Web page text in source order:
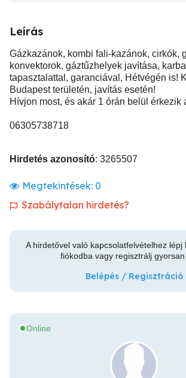
Leírás
Gázkazánok, kombi fali-kazánok, cirkók,
konvektorok, gáztűzhelyek javítása,
tapasztalattal, garanciával, Hétvégén is!
Budapest területén, javítás esetén!
Hívjon most, és akár 1 órán belül érkezik
06305738718
Hirdetés azonosító: 3265507
Megtekintések: 0
Szabálytalan hirdetés?
A hirdetővel való kapcsolatfelvételhez lépj
fiókodba vagy regisztrálj
Belépés / Regisztráció
Online